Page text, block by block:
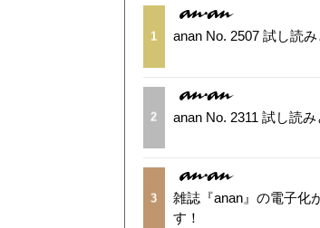
1 anan No. 2507 試し読
2 anan No. 2311 試し読み
3
雑誌『anan』の電子化
す！